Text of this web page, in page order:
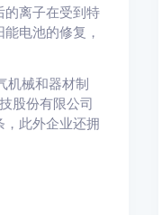
的离子在受到特
电池的修复，
机械和器材制
股份有限公司
此外企业还拥